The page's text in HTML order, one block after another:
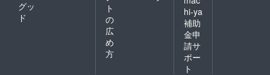
グッ
ド
ト
の
広
め
方
hi-ya
補助
金申
請サ
ポー
ト